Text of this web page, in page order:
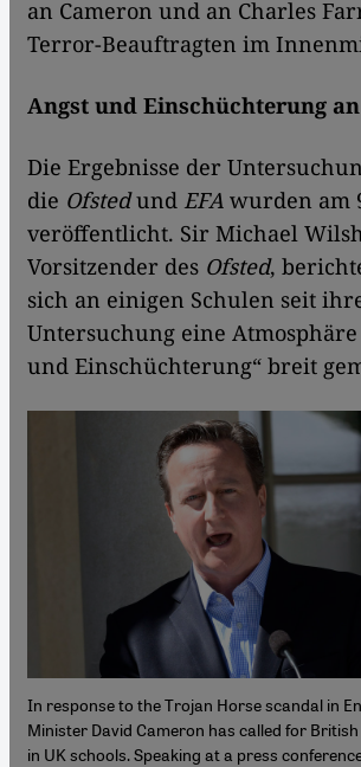
an Cameron und an Charles
Terror-Beauftragten im
Angst und Einschüchterung
Die Ergebnisse der
die Ofstedund EFA wurden am
veröffentlicht. Sir Michael
Vorsitzender des Ofsted,
sich an einigen Schulen seit
Untersuchung eine Atmosphäre
und Einschüchterung“ breit
In response to the Trojan Horse scandal in
Minister David Cameron has called for
in UK schools. Speaking at a press